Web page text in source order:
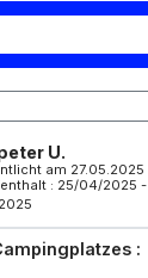
U.
am 27.05.2025
: 25/04/2025 -
: